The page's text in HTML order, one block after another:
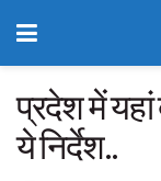
प्रदेश में यहां
ये निर्देश..